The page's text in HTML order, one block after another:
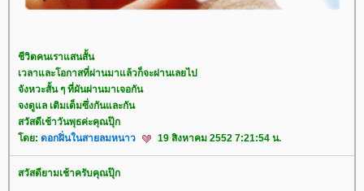
ชีวิตคนเราแสนสั้น
เวลาและโอกาสที่ผ่านมาแล้วก็จะผ่านเลยไป
จังหวะสั้น ๆ ที่ผันผ่านมาเจอกัน
จงดูแล เติมเต็มซึ่งกันและกัน
สวัสดีเช้าวันพุธค่ะคุณปุ๊ก
ดย: ดอกฝิ่นในสายลมหนาว 19 สิงหาคม 2552 7:21:54 น.
สวัสดียามเช้าครับคุณปุ๊ก